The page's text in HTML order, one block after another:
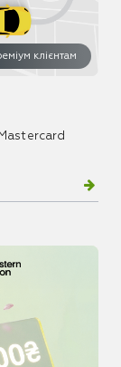
клієнтам